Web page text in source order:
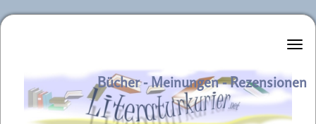
Literaturkurier.net
Bücher - Meinungen - Rezensionen